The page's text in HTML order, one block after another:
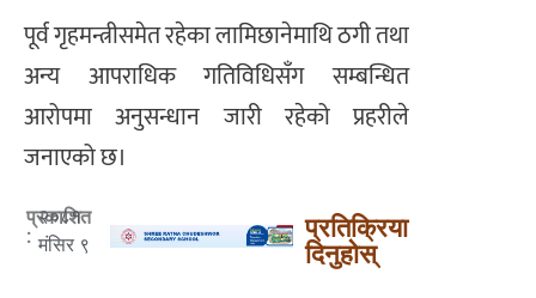
पूर्व गृहमन्त्रीसमेत रहेका लामिछानेमाथि ठगी तथा
अन्य आपराधिक गतिविधिसँग सम्बन्धित
आरोपमा अनुसन्धान जारी रहेको प्रहरीले
जनाएको छ।
प्रकाशित
:
२०८१
मंसिर ९
प्रतिक्रिया
दिनुहोस्